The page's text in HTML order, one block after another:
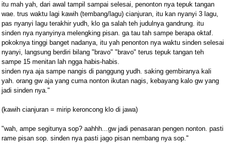
itu mah yah, dari awal tampil sampai selesai, penonton nya tepuk tangan
wae. trus waktu lagi kawih (tembang/lagu) cianjuran, itu kan nyanyi 3 lagu,
pas nyanyi lagu terakhir yudh, klo ga salah teh judulnya gandrung. itu
sinden nya nyanyinya melengking pisan. ga tau tah sampe berapa oktaf.
pokoknya tinggi banget nadanya, itu yah penonton nya waktu sinden selesai
nyanyi, langsung berdiri bilang "bravo" "bravo" terus tepuk tangan teh
sampe 15 menitan lah ngga habis-habis.
sinden nya aja sampe nangis di panggung yudh. saking gembiranya kali
yah. orang gw aja yang cuma nonton ikutan nagis, kebayang kalo gw yang
jadi sinden nya."
(kawih cianjuran = mirip keroncong klo di jawa)
"wah, ampe segitunya sop? aahhh...gw jadi penasaran pengen nonton. pasti
rame pisan sop. sinden nya pasti jago pisan nembang nya sop."